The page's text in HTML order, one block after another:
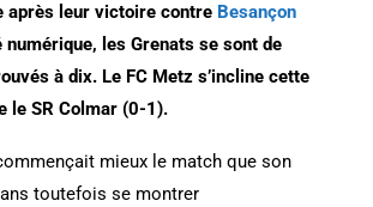
après leur victoire contre Besançon
les Grenats se sont de
à dix. Le FC Metz s’incline cette
le SR Colmar (0-1).
mieux le match que son
toutefois se montrer